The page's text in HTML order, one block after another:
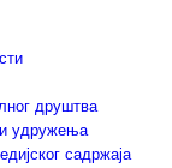
друштва
удружења
садржаја